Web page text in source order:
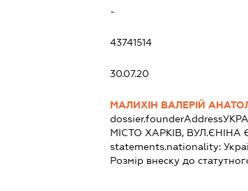
-
43741514
30.07.20
МАЛИХІН ВАЛЕРІЙ
dossier.founderAddress
МІСТО ХАРКІВ,
statements.nationality:
Розмір внеску до